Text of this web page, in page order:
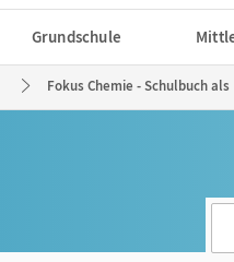
Grundschule
Fokus Chemie - Schulbuch